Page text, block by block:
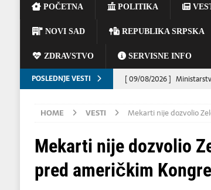
POČETNA POLITIKA
NOVI SAD REPUBLIKA SRPSKA
ZDRAVSTVO SERVISNE INFO
POSLEDNJE VESTI [ 09/08/2026 ]
[ 08/08/2026 ]
marokansko-srpsko
[ 07/08/2026 ] Senat
HOME VESTI Mekarti nije dozvolio
Mekarti nije dozvolio
pred američkim